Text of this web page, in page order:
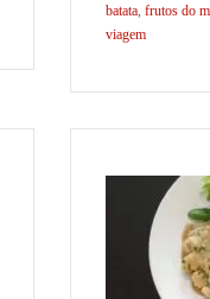
batata frutos do
viagem